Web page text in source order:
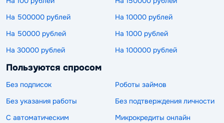
На 500000 рублей
На 10000 рублей
На 50000 рублей
На 1000 рублей
На 30000 рублей
На 100000 рублей
Пользуются спросом
Без подписок
Роботы займов
Без указания работы
Без подтверждения личности
С автоматическим
Микрокредиты онлайн